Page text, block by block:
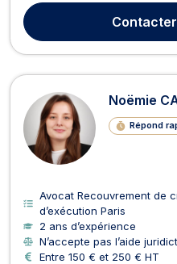
exécution des contrats de
de la consommation. Par
Contacter
Noëmie
Répond
Avocat Recouvrement de
d’exécution Paris
2 ans d’expérience
N’accepte pas l’aide
Entre 150 € et 250 € HT